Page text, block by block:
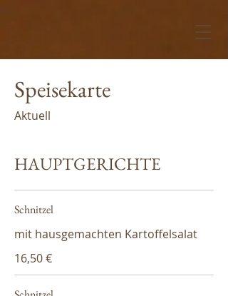
Speisekarte
Aktuell
HAUPTGERICHTE
Schnitzel
mit hausgemachten Kartoffelsalat
16,50 €